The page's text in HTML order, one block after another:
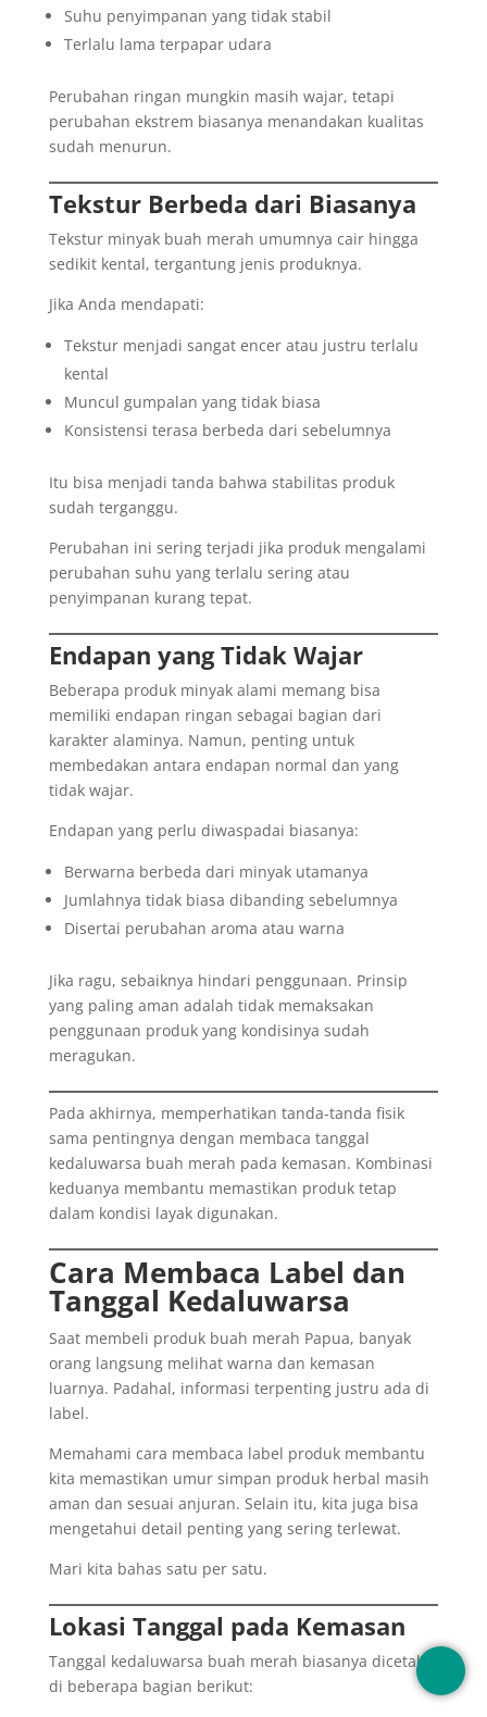
Suhu penyimpanan yang tidak stabil
Terlalu lama terpapar udara
Perubahan ringan mungkin masih wajar, tetapi
perubahan ekstrem biasanya menandakan kualitas
sudah menurun.
Tekstur Berbeda dari Biasanya
Tekstur minyak buah merah umumnya cair hingga
sedikit kental, tergantung jenis produknya.
Jika Anda mendapati:
Tekstur menjadi sangat encer atau justru terlalu
kental
Muncul gumpalan yang tidak biasa
Konsistensi terasa berbeda dari sebelumnya
Itu bisa menjadi tanda bahwa stabilitas produk
sudah terganggu.
Perubahan ini sering terjadi jika produk mengalami
perubahan suhu yang terlalu sering atau
penyimpanan kurang tepat.
Endapan yang Tidak Wajar
Beberapa produk minyak alami memang bisa
memiliki endapan ringan sebagai bagian dari
karakter alaminya. Namun, penting untuk
membedakan antara endapan normal dan yang
tidak wajar.
Endapan yang perlu diwaspadai biasanya:
Berwarna berbeda dari minyak utamanya
Jumlahnya tidak biasa dibanding sebelumnya
Disertai perubahan aroma atau warna
Jika ragu, sebaiknya hindari penggunaan. Prinsip
yang paling aman adalah tidak memaksakan
penggunaan produk yang kondisinya sudah
meragukan.
Pada akhirnya, memperhatikan tanda-tanda fisik
sama pentingnya dengan membaca tanggal
kedaluwarsa buah merah pada kemasan. Kombinasi
keduanya membantu memastikan produk tetap
dalam kondisi layak digunakan.
Cara Membaca Label dan
Tanggal Kedaluwarsa
Saat membeli produk buah merah Papua, banyak
orang langsung melihat warna dan kemasan
luarnya. Padahal, informasi terpenting justru ada di
label.
Memahami cara membaca label produk membantu
kita memastikan umur simpan produk herbal masih
aman dan sesuai anjuran. Selain itu, kita juga bisa
mengetahui detail penting yang sering terlewat.
Mari kita bahas satu per satu.
Lokasi Tanggal pada Kemasan
Tanggal kedaluwarsa buah merah biasanya dicetak
di beberapa bagian berikut: